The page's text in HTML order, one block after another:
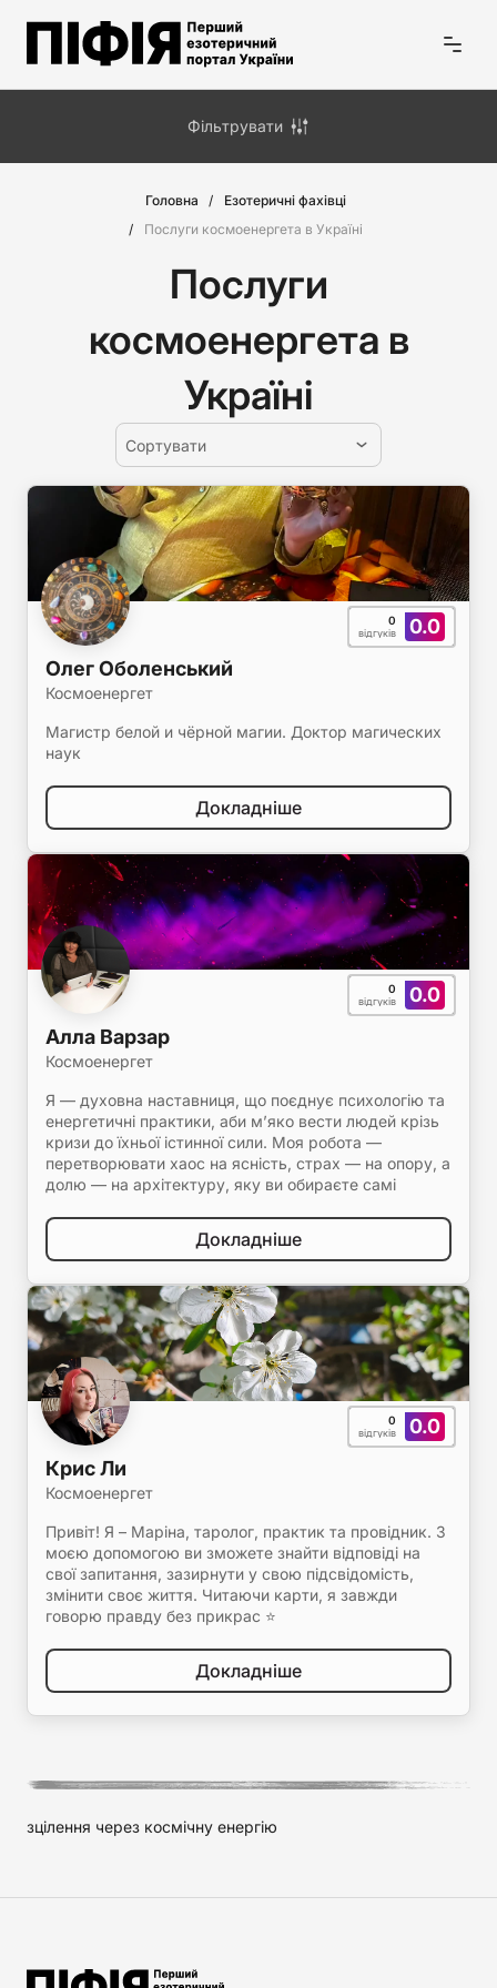
Головна
Езотеричні фахівці
Послуги космоенергета в Україні
Послуги
космоенергета в
Україні
Сортувати
0.0
0
відгуків
Олег Оболенський
Космоенергет
Магистр белой и чёрной магии. Доктор магических
наук
Докладніше
0.0
0
відгуків
Алла Варзар
Космоенергет
Я — духовна наставниця, що поєднує психологію та
енергетичні практики, аби м’яко вести людей крізь
кризи до їхньої істинної сили. Моя робота —
перетворювати хаос на ясність, страх — на опору, а
долю — на архітектуру, яку ви обираєте самі
Докладніше
0.0
0
відгуків
Крис Ли
Космоенергет
Привіт! Я – Маріна, таролог, практик та провідник. З
моєю допомогою ви зможете знайти відповіді на
свої запитання, зазирнути у свою підсвідомість,
змінити своє життя. Читаючи карти, я завжди
говорю правду без прикрас ⭐️
Докладніше
зцілення через космічну енергію
Фільтрувати